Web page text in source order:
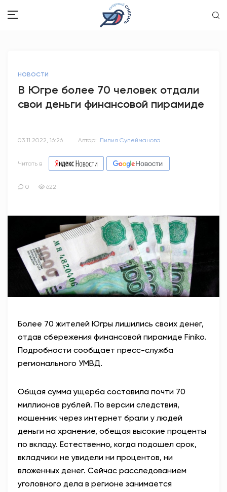
ОБРАЗОВАНИЕ
ЭТО У НАС СЕМЕЙНОЕ
АНТИТЕРРОР
НОВОСТИ
ОФИЦИАЛЬНО
82,17 94,84
НОВОСТИ
В Югре более 70 человек отдали
свои деньги финансовой пирамиде
03.11.2022, 16:26 Автор: Лилия Сулейманова
Читать в
0 622
Более 70 жителей Югры лишились своих денег,
отдав сбережения финансовой пирамиде Finiko.
Подробности сообщает пресс-служба
регионального УМВД.
Общая сумма ущерба составила почти 70
миллионов рублей. По версии следствия,
мошенник через интернет брали у людей
деньги на хранение, обещая высокие проценты
по вкладу. Естественно, когда подошел срок,
вкладчики не увидели ни процентов, ни
вложенных денег. Сейчас расследованием
уголовного дела в регионе занимается